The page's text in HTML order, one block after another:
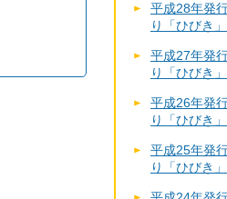
平成28年発
り「ひびき」
平成27年発
り「ひびき」
平成26年発
り「ひびき」
平成25年発
り「ひびき」